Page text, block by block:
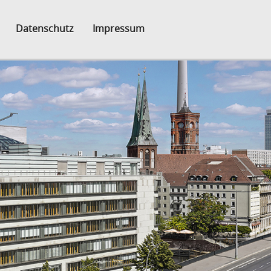
Datenschutz Impressum